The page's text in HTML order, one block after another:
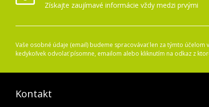
Získajte zaujímavé informácie vždy medzi prvými
Vaše osobné údaje (email) budeme spracovávať len za týmto
kedykoľvek odvolať písomne, emailom alebo kliknutím na odkaz z
Kontakt